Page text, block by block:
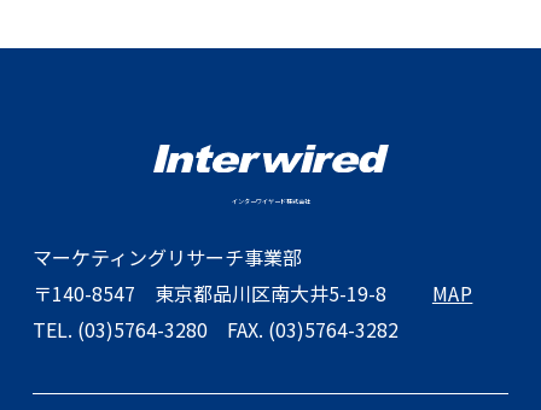
インターワイヤード株式会社
マーケティングリサーチ事業部
〒140-8547 東京都品川区南大井5-19-8
MAP
TEL. (03)5764-3280 FAX. (03)5764-3282